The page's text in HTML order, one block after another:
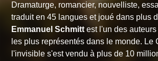
Dramaturge, romancier, nouvelliste,
traduit en 45 langues et joué dans plus
Emmanuel Schmittest l'un des
les plus représentés dans le monde. Le
l'invisible s'est vendu à plus de 10